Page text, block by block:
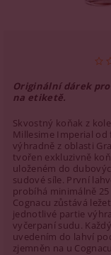
Originální dárek
na etiketě.
Skvostný koňak z
Millesime Imperial
výhradně z oblasti
tvořen exkluzivně
uloženém do
sudové síle. První
probíhá minimálně
Cognacu zůstává
jednotlivé partie
vyčerpaní sudu.
uvedením do lahví
zjemněn na u